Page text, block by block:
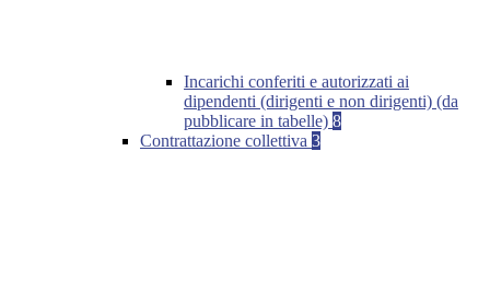
Incarichi conferiti e autorizzati ai
dipendenti (dirigenti e non dirigenti) (da
pubblicare in tabelle) 8
Contrattazione collettiva 3